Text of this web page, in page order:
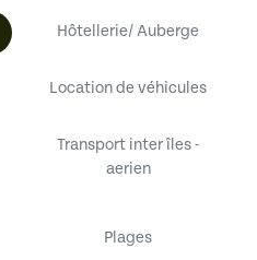
Hôtellerie/ Auberge
Location de véhicules
Transport inter îles -
aerien
Plages